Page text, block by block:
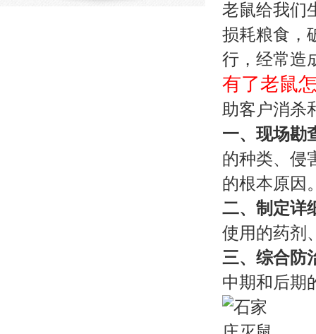
老鼠给我们
损耗粮食，
行，经常造
有了老鼠
助客户消杀
一、现场勘
的种类、侵
的根本原因
二、制定详
使用的药剂
三、综合防
中期和后期